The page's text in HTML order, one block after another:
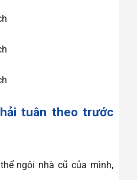
tuân theo trước
ngôi nhà cũ của mình,